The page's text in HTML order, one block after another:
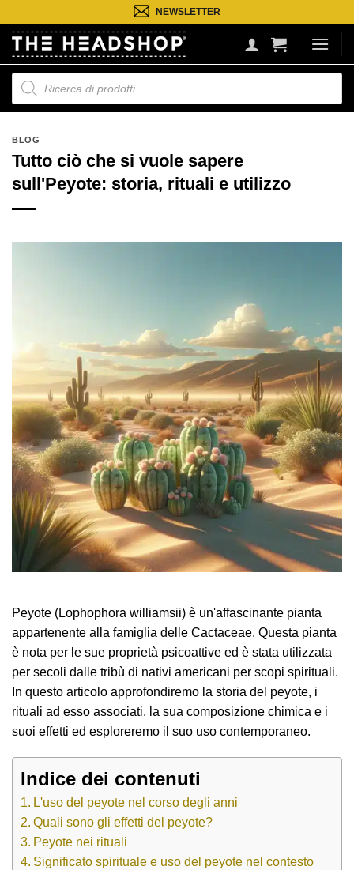
contenuti
NEWSLETTER
Ricerca
prodotti
BLOG
Tutto ciò che si vuole sapere
sull'Peyote: storia, rituali e utilizzo
Peyote (Lophophora williamsii) è un'affascinante pianta
appartenente alla famiglia delle Cactaceae. Questa pianta
è nota per le sue proprietà psicoattive ed è stata utilizzata
per secoli dalle tribù di nativi americani per scopi spirituali.
In questo articolo approfondiremo la storia del peyote, i
rituali ad esso associati, la sua composizione chimica e i
suoi effetti ed esploreremo il suo uso contemporaneo.
Indice dei contenuti
L'uso del peyote nel corso degli anni
Quali sono gli effetti del peyote?
Peyote nei rituali
Significato spirituale e uso del peyote nel contesto